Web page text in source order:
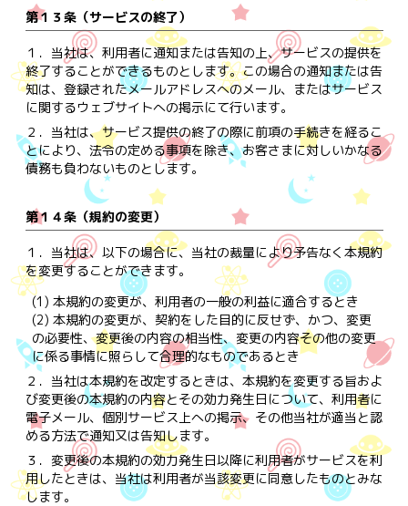
第１３条（サービスの終了）
１． 当社は、利用者に通知または告知の上、サービスの提供を
終了することができるものとします。この場合の通知または告
知は、登録されたメールアドレスへのメール、またはサービス
に関するウェブサイトへの掲示にて行います。
２． 当社は、サービス提供の終了の際に前項の手続きを経るこ
とにより、法令の定める事項を除き、お客さまに対しいかなる
債務も負わないものとします。
第１４条（規約の変更）
１． 当社は、以下の場合に、当社の裁量により予告なく本規約
を変更することができます。
(1) 本規約の変更が、利用者の一般の利益に適合するとき
(2) 本規約の変更が、契約をした目的に反せず、かつ、変更
の必要性、変更後の内容の相当性、変更の内容その他の変更
に係る事情に照らして合理的なものであるとき
２． 当社は本規約を改定するときは、本規約を変更する旨およ
び変更後の本規約の内容とその効力発生日について、利用者に
電子メール、個別サービス上への掲示、その他当社が適当と認
める方法で通知又は告知します。
３． 変更後の本規約の効力発生日以降に利用者がサービスを利
用したときは、当社は利用者が当該変更に同意したものとみな
します。